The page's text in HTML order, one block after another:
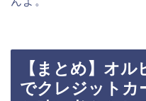
【まとめ】オ
でクレジットカ